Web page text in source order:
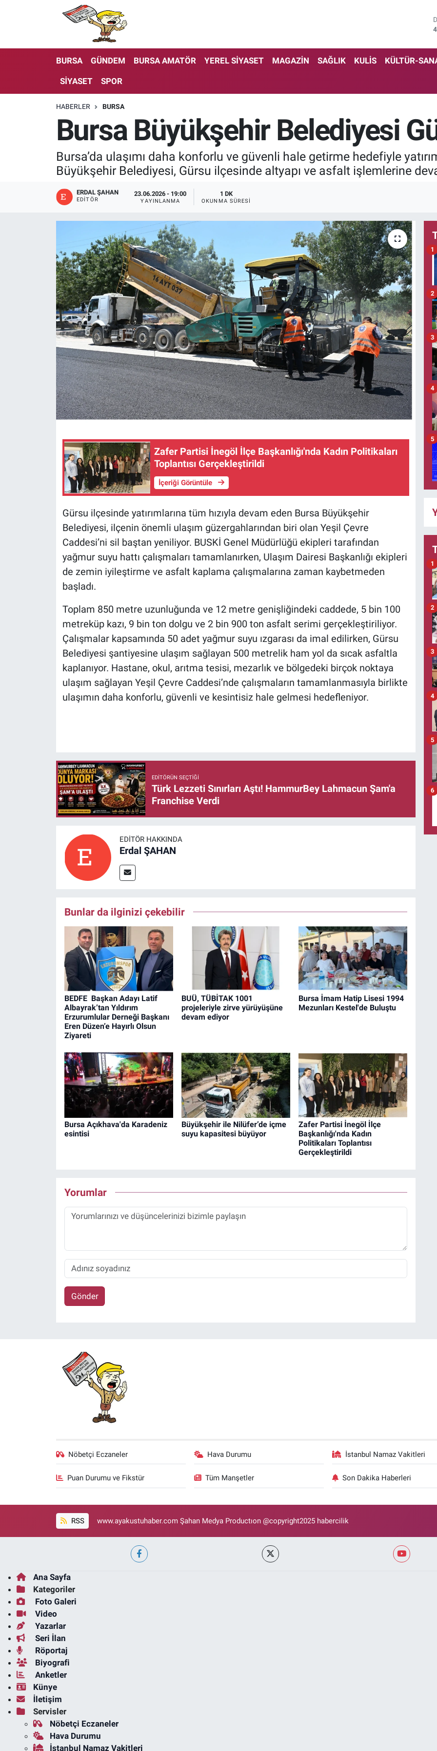
BURSA GÜNDEM BURSA AMATÖR YEREL SİYASET MAGAZİN SAĞLIK KULİS KÜLTÜR-
SİYASET SPOR
HABERLER BURSA
Bursa Büyükşehir Belediyesi
Bursa’da ulaşımı daha konforlu ve güvenli hale getirme hedefiyle
Büyükşehir Belediyesi, Gürsu ilçesinde altyapı ve asfalt işlemlerine
ERDAL ŞAHAN
EDITÖR
23.06.2026 - 19:00
YAYINLANMA
1 DK
OKUNMA SÜRESI
Zafer Partisi İnegöl İlçe Başkanlığı'nda Kadın Politikaları
Toplantısı Gerçekleştirildi
İçeriği Görüntüle
Gürsu ilçesinde yatırımlarına tüm hızıyla devam eden Bursa Büyükşehir
Belediyesi, ilçenin önemli ulaşım güzergahlarından biri olan Yeşil Çevre
Caddesi’ni sil baştan yeniliyor. BUSKİ Genel Müdürlüğü ekipleri tarafından
yağmur suyu hattı çalışmaları tamamlanırken, Ulaşım Dairesi Başkanlığı ekipleri
de zemin iyileştirme ve asfalt kaplama çalışmalarına zaman kaybetmeden
başladı.
Toplam 850 metre uzunluğunda ve 12 metre genişliğindeki caddede, 5 bin 100
metreküp kazı, 9 bin ton dolgu ve 2 bin 900 ton asfalt serimi gerçekleştiriliyor.
Çalışmalar kapsamında 50 adet yağmur suyu ızgarası da imal edilirken, Gürsu
Belediyesi şantiyesine ulaşım sağlayan 500 metrelik ham yol da sıcak asfaltla
kaplanıyor. Hastane, okul, arıtma tesisi, mezarlık ve bölgedeki birçok noktaya
ulaşım sağlayan Yeşil Çevre Caddesi’nde çalışmaların tamamlanmasıyla birlikte
ulaşımın daha konforlu, güvenli ve kesintisiz hale gelmesi hedefleniyor.
EDITÖRÜN SEÇTIĞI
Türk Lezzeti Sınırları Aştı! HammurBey Lahmacun Şam'a
Franchise Verdi
EDITÖR HAKKINDA
Erdal ŞAHAN
Bunlar da ilginizi çekebilir
BEDFE Başkan Adayı Latif
Albayrak’tan Yıldırım
Erzurumlular Derneği Başkanı
Eren Düzen’e Hayırlı Olsun
Ziyareti
BUÜ, TÜBİTAK 1001
projeleriyle zirve yürüyüşüne
devam ediyor
Bursa İmam Hatip Lisesi 1994
Mezunları Kestel'de Buluştu
Bursa Açıkhava'da Karadeniz
esintisi
Büyükşehir ile Nilüfer’de içme
suyu kapasitesi büyüyor
Zafer Partisi İnegöl İlçe
Başkanlığı'nda Kadın
Politikaları Toplantısı
Gerçekleştirildi
Yorumlar
Gönder
1
2
3
4
5
1
2
3
4
5
6
Nöbetçi Eczaneler Hava Durumu İstanbul Namaz Vakitleri
Puan Durumu ve Fikstür Tüm Manşetler Son Dakika Haberleri
RSS www.ayakustuhaber.com Şahan Medya Productıon @copyright2025 habercilik
Ana Sayfa
Kategoriler
Foto Galeri
Video
Yazarlar
Seri İlan
Röportaj
Biyografi
Anketler
Künye
İletişim
Servisler
Nöbetçi Eczaneler
Hava Durumu
İstanbul Namaz Vakitleri